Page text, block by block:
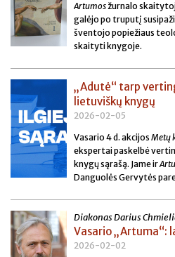
Artumosžurnalo
galėjo po truputį
šventojo popiežiaus
skaityti knygoje.
„Adutė“ tarp
lietuviškų knygų
2026-02-05
Vasario 4 d. akcijos Metų
ekspertai paskelbė
knygų sąrašą. Jame ir
Danguolės Gervytės
Diakonas Darius
Vasario „Artuma“:
2026-02-02